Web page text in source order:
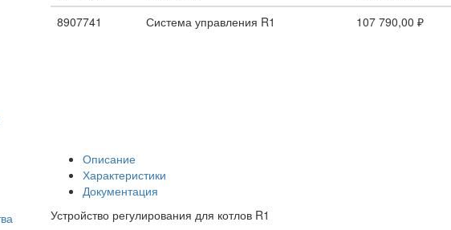
8907741
Система управления R1 107 790,00 ₽
Описание
Характеристики
Документация
Устройство регулирования для котлов R1